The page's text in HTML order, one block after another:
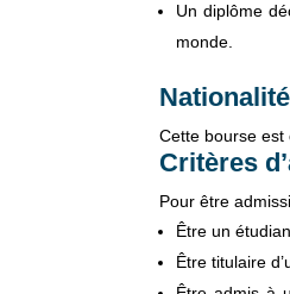
Un diplôme
monde.
Cette bourse est
Critères
Pour être
Être un
Être titulaire